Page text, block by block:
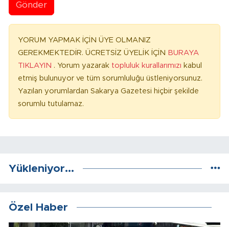
Gönder
YORUM YAPMAK İÇİN ÜYE OLMANIZ
GEREKMEKTEDİR. ÜCRETSİZ ÜYELİK İÇİN BURAYA
TIKLAYIN . Yorum yazarak topluluk kurallarımızı kabul
etmiş bulunuyor ve tüm sorumluluğu üstleniyorsunuz.
Yazılan yorumlardan Sakarya Gazetesi hiçbir şekilde
sorumlu tutulamaz.
Yükleniyor...
Özel Haber